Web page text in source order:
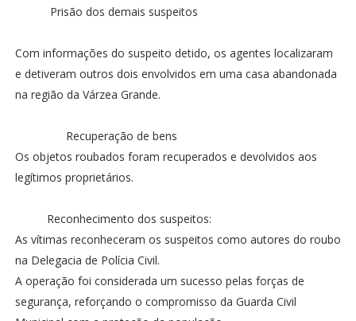
Prisão dos demais suspeitos
Com informações do suspeito detido, os agentes localizaram
e detiveram outros dois envolvidos em uma casa abandonada
na região da Várzea Grande.
Recuperação de bens
Os objetos roubados foram recuperados e devolvidos aos
legítimos proprietários.
Reconhecimento dos suspeitos:
As vítimas reconheceram os suspeitos como autores do roubo
na Delegacia de Polícia Civil.
A operação foi considerada um sucesso pelas forças de
segurança, reforçando o compromisso da Guarda Civil